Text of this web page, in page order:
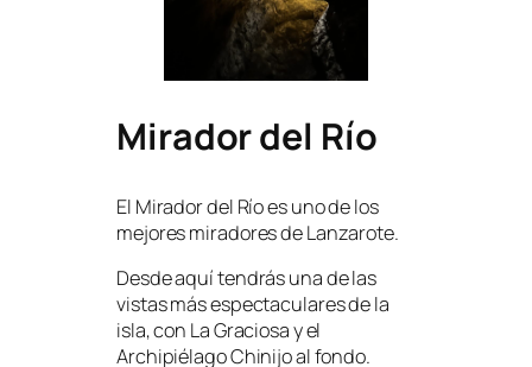
Mirador del Río
El Mirador del Río es uno de los
mejores miradores de Lanzarote.
Desde aquí tendrás una de las
vistas más espectaculares de la
isla, con La Graciosa y el
Archipiélago Chinijo al fondo.